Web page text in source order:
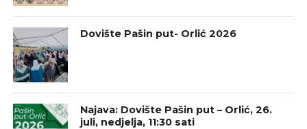
Dovište Pašin put- Orlić 2026
Najava: Dovište Pašin put – Orlić, 26.
juli, nedjelja, 11:30 sati